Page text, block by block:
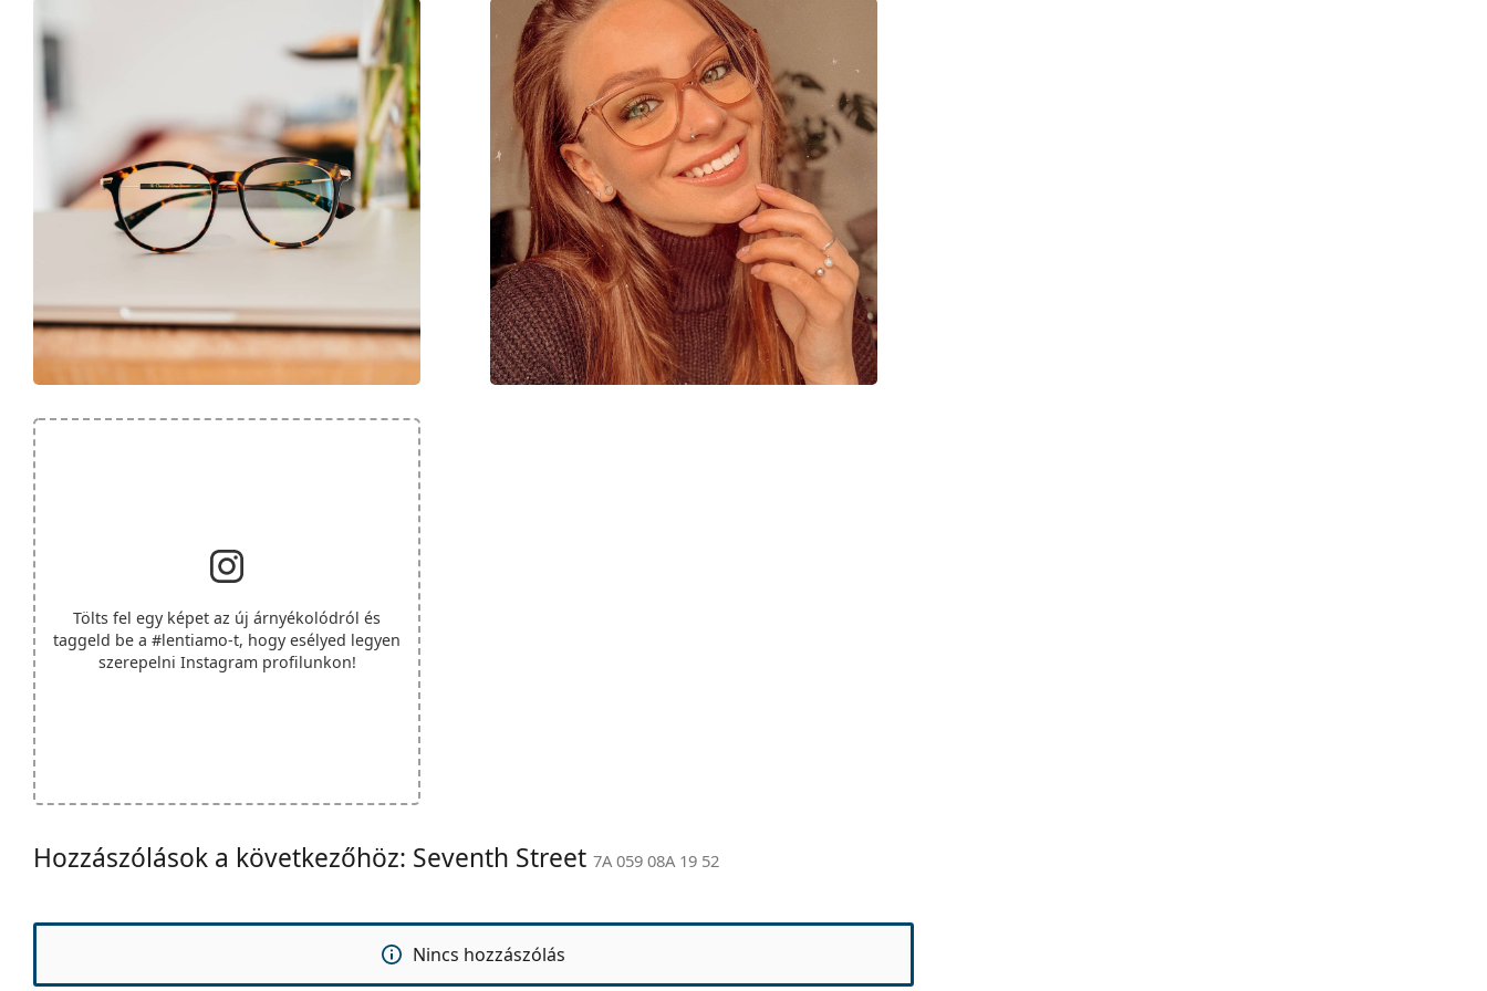
Tölts fel egy képet az új árnyékolódról és
taggeld be a #lentiamo-t, hogy esélyed legyen
szerepelni Instagram profilunkon!
Hozzászólások a következőhöz: Seventh Street 7A 059 08A 19 52
Nincs hozzászólás